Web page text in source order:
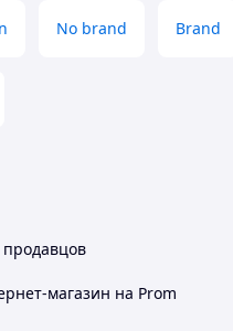
No brand Brand
магазин на Prom